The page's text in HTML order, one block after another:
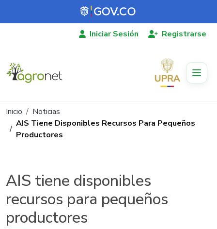
Pasar al contenido principal
Iniciar Sesión Registrarse
Ruta de navegación
Inicio
Noticias
AIS Tiene Disponibles Recursos Para Pequeños
Productores
AIS tiene disponibles
recursos para pequeños
productores